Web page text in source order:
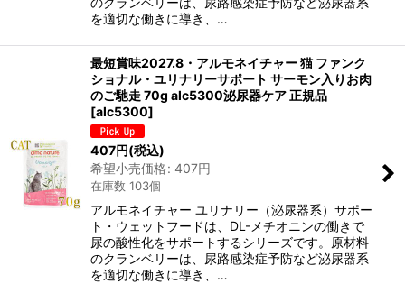
を適切な働きに導き、…
最短賞味2027.8・アルモネイチャー 猫 ファンク
ショナル・ユリナリーサポート サーモン入りお肉
のご馳走 70g alc5300泌尿器ケア 正規品
[alc5300]
407円(税込)
希望小売価格: 407円
在庫数 103個
アルモネイチャー ユリナリー（泌尿器系）サポー
ト・ウェットフードは、DL-メチオニンの働きで
尿の酸性化をサポートするシリーズです。原材料
のクランベリーは、尿路感染症予防など泌尿器系
を適切な働きに導き、…